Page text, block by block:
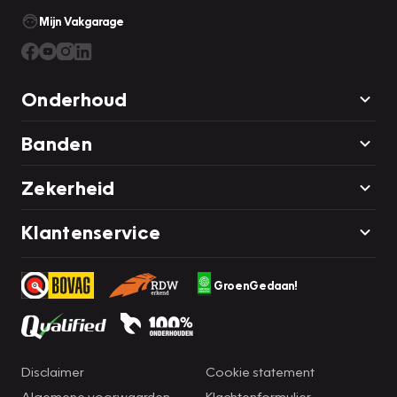
bovendien de verkeersborden zien die u onderweg
tegenkomt. Zo helpt deze Volkswagen u om veiliger te
rijden. Het Lane-keeping systeem doet precies wat nodig
overschrijding van de rijstrooklijnen. Het systeem voor
concentratie verslapt en geeft u dan een waarschuwing.
dodehoekdetectie, hill hold functie, autonoom
Hebben we u nieuwsgierig gemaakt? Bel of mail ons nu
voor een proefrit.
Mijn Vakgarage
Onderhoud
Banden
Zekerheid
Klantenservice
GroenGedaan!
Disclaimer
Cookie statement